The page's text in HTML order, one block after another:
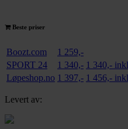
Beste priser
Boozt.com 1 259,-
SPORT 24
1 340,- 1 340,-
Løpeshop.no 1 397,- 1 456,-
Levert av: